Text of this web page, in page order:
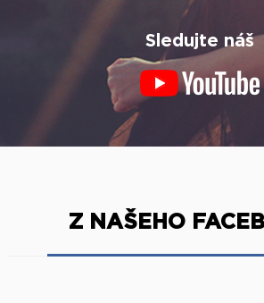
Sledujte náš
Z NAŠEHO